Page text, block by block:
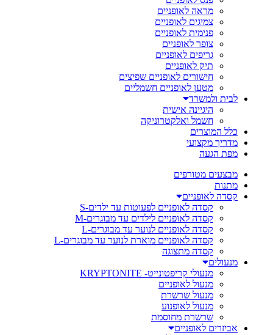
מראה לאופניים
צמיגים לאופניים
פנימית לאופניים
צופר לאופניים
גריפים לאופניים
תיק לאופניים
חישורים לאופניים שפיצים
מטען לאופניים חשמליים
לבית ולמשרד
היגיינה אישית
חשמל ואלקטרוניקה
כלל המוצרים
מדריך מקצועי
מפת הגעה
מבצעים מטורפים
מתנות
קסדה לאופניים
קסדה לאופניים לפעוטות עד ילדים-S
קסדה לאופניים לילדים עד מבוגרים-M
קסדה לאופניים לנוער עד מבוגרים-L
קסדה לאופניים מוארת לנוער עד מבוגרים-L
קסדה מתצוגה
מנעולים
מנעולי קריפטונייט- KRYPTONITE
מנעול לאופניים
מנעול שרשרת
מנעול לאופנוע
שרשרת מחוסמת
אביזרים לאופניים